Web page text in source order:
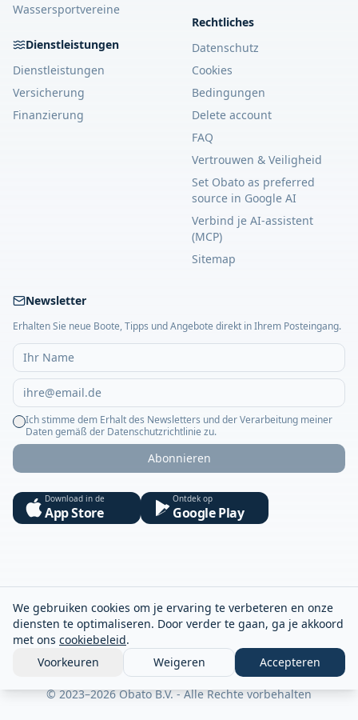
We gebruiken cookies om je ervaring te verbeteren en onze
diensten te optimaliseren. Door verder te gaan, ga je akkoord
met ons cookiebeleid.
Voorkeuren
Weigeren Accepteren
Wassersportvereine
Dienstleistungen
Dienstleistungen
Versicherung
Finanzierung
Rechtliches
Datenschutz
Cookies
Bedingungen
Delete account
FAQ
Vertrouwen & Veiligheid
Set Obato as preferred
source in Google AI
Verbind je AI-assistent
(MCP)
Sitemap
Newsletter
Erhalten Sie neue Boote, Tipps und Angebote direkt in Ihrem Posteingang.
Ich stimme dem Erhalt des Newsletters und der Verarbeitung meiner
Daten gemäß der Datenschutzrichtlinie zu.
Abonnieren
Download in de
App Store
Ontdek op
Google Play
© 2023–2026 Obato B.V. - Alle Rechte vorbehalten